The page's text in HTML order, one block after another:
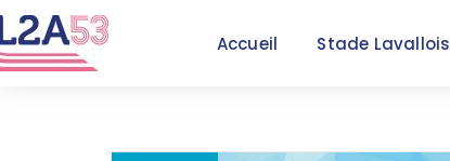
Accueil Stade Lavallois